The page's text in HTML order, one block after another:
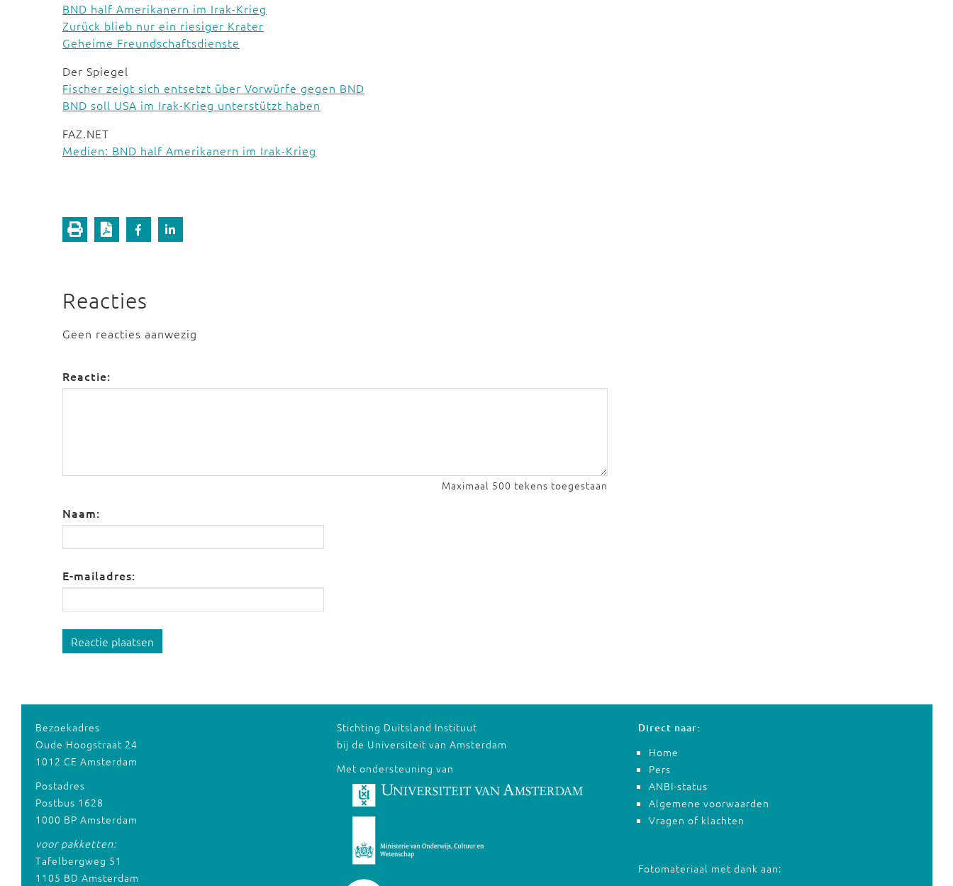
BND half Amerikanern im Irak-Krieg
Zurück blieb nur ein riesiger Krater
Geheime Freundschaftsdienste
Der Spiegel
Fischer zeigt sich entsetzt über Vorwürfe gegen BND
BND soll USA im Irak-Krieg unterstützt haben
FAZ.NET
Medien: BND half Amerikanern im Irak-Krieg
Reacties
Geen reacties aanwezig
Reactie:
Maximaal 500 tekens toegestaan
Naam:
E-mailadres:
Reactie plaatsen
Bezoekadres
Oude Hoogstraat 24
1012 CE Amsterdam
Postadres
Postbus 1628
1000 BP Amsterdam
voor pakketten:
Tafelbergweg 51
1105 BD Amsterdam
Stichting Duitsland Instituut
bij de Universiteit van Amsterdam
Met ondersteuning van
Direct naar:
Home
Pers
ANBI-status
Algemene voorwaarden
Vragen of klachten
Fotomateriaal met dank aan: